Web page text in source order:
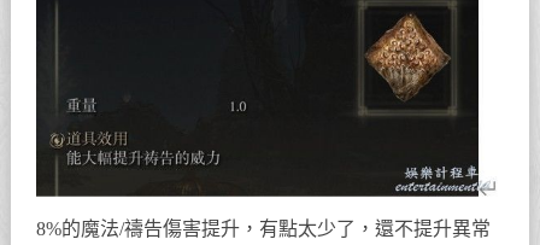
8%的魔法/禱告傷害提升，有點太少了，還不提升異常